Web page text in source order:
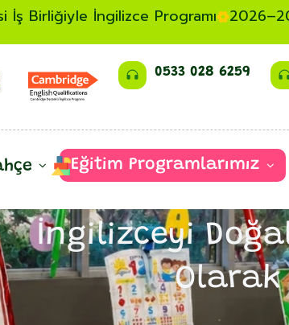
İş Birliğiyle İngilizce Programı
0533 028 6259
Eğitim Programlarımız
🇬🇧
İngilizceyi
Olarak